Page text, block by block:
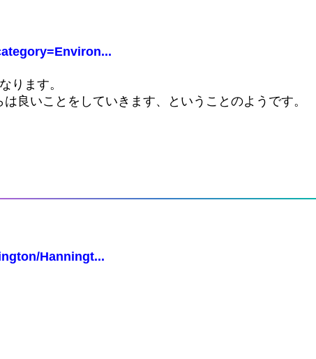
ります。
良いことをしていきます、ということのようです。
Hanningt...